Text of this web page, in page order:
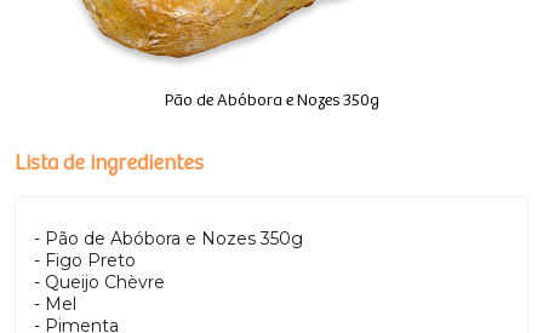
Pão de Abóbora e Nozes 350g
Lista de ingredientes
- Pão de Abóbora e Nozes 350g
- Figo Preto
- Queijo Chèvre
- Mel
- Pimenta